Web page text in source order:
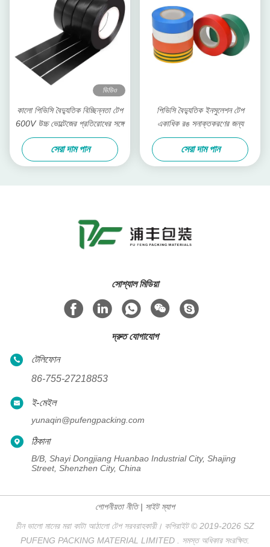
ভিডিও
কালো পিভিসি বৈদ্যুতিক বিচ্ছিন্নতা টেপ
600V উচ্চ ভোল্টেজের প্রতিরোধের সঙ্গে
সেরা দাম পান
পিভিসি বৈদ্যুতিক ইনসুলেশন টেপ
একাধিক রঙ সনাক্তকরণের জন্য
সেরা দাম পান
সোশ্যাল মিডিয়া
দ্রুত যোগাযোগ
টেলিফোন
86-755-27218853
ই-মেইল
yunaqin@pufengpacking.com
ঠিকানা
B/B, Shayi Dongjiang Huanbao Industrial City, Shajing
Street, Shenzhen City, China
গোপনীয়তা নীতি| সাইট ম্যাপ
চীন ভালো মানের মরা কাটা আঠালো টেপ সরবরাহকারী। কপিরাইট © 2019-2026 SZ
PUFENG PACKING MATERIAL LIMITED . সমস্ত অধিকার সংরক্ষিত.